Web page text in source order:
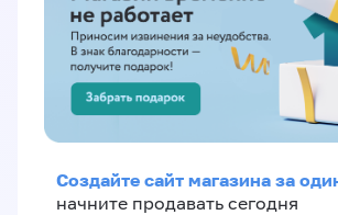
Создайте сайт магазина за
начните продавать сегодня